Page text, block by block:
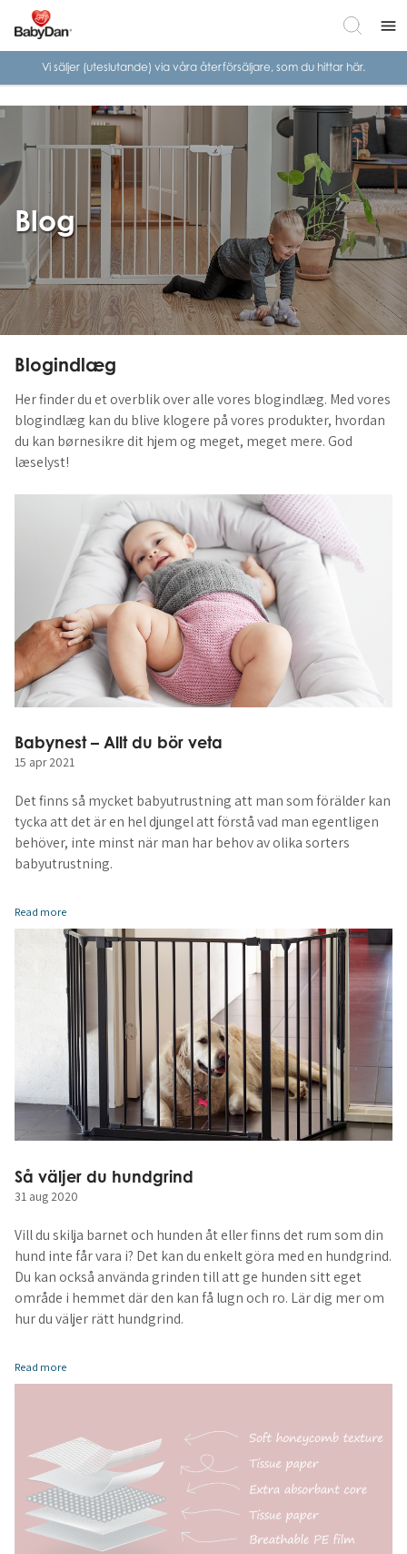
menu
Vi säljer (uteslutande) via våra återförsäljare, som du hittar här.
Blog
Blogindlæg
Her finder du et overblik over alle vores blogindlæg. Med vores
blogindlæg kan du blive klogere på vores produkter, hvordan
du kan børnesikre dit hjem og meget, meget mere. God
læselyst!
Babynest – Allt du bör veta
15 apr 2021
Det finns så mycket babyutrustning att man som förälder kan
tycka att det är en hel djungel att förstå vad man egentligen
behöver, inte minst när man har behov av olika sorters
babyutrustning.
Read more
Så väljer du hundgrind
31 aug 2020
Vill du skilja barnet och hunden åt eller finns det rum som din
hund inte får vara i? Det kan du enkelt göra med en hundgrind.
Du kan också använda grinden till att ge hunden sitt eget
område i hemmet där den kan få lugn och ro. Lär dig mer om
hur du väljer rätt hundgrind.
Read more